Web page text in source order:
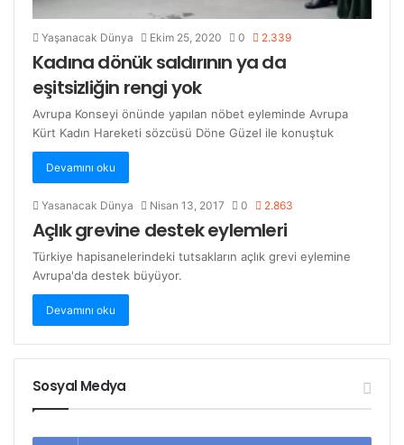
Yaşanacak Dünya Ekim 25, 2020 0 2.339
Kadına dönük saldırının ya da
eşitsizliğin rengi yok
Avrupa Konseyi önünde yapılan nöbet eyleminde Avrupa
Kürt Kadın Hareketi sözcüsü Döne Güzel ile konuştuk
Devamını oku
Yasanacak Dünya Nisan 13, 2017 0 2.863
Açlık grevine destek eylemleri
Türkiye hapisanelerindeki tutsakların açlık grevi eylemine
Avrupa'da destek büyüyor.
Devamını oku
Sosyal Medya